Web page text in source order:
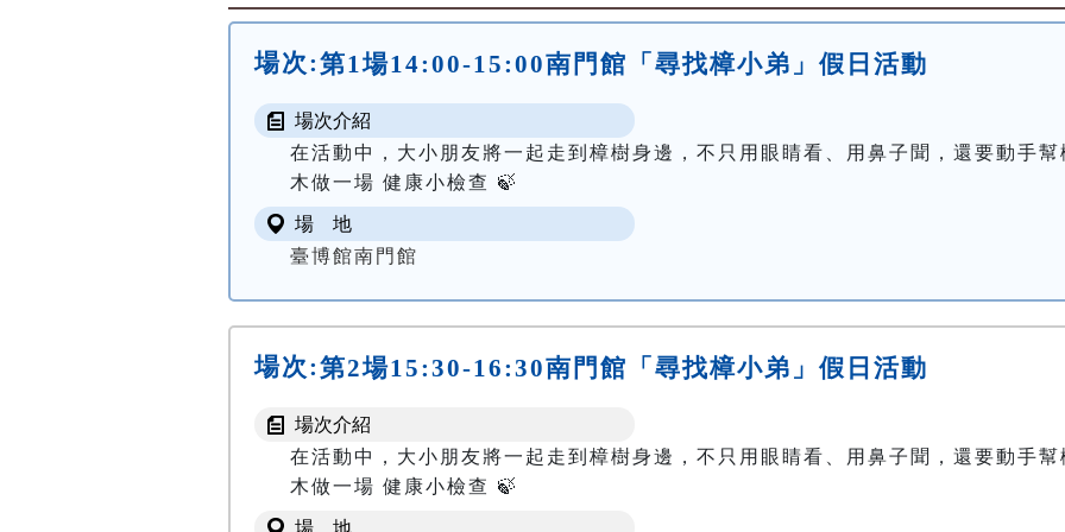
場次:第1場14:00-15:00南門館「尋找樟小弟」假日活動
場次介紹
在活動中，大小朋友將一起走到樟樹身邊，不只用眼睛看、用鼻子聞，還要動手幫
木做一場 健康小檢查 🍃
場 地
臺博館南門館
場次:第2場15:30-16:30南門館「尋找樟小弟」假日活動
場次介紹
在活動中，大小朋友將一起走到樟樹身邊，不只用眼睛看、用鼻子聞，還要動手幫
木做一場 健康小檢查 🍃